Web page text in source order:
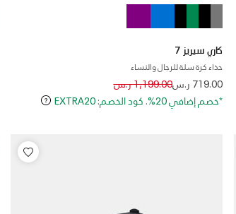
كاري سيريز 7
حذاء كرة سلة للرجال والنساء
719.00 ر.سPrice reduced from
1,199.00 ر.سto
*خصم إضافي 20%. كود الخصم: EXTRA20